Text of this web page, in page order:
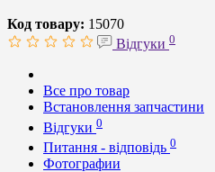
Код товару: 15070
Відгуки 0
Все про товар
Встановлення запчастини
Відгуки 0
Питання - відповідь 0
Фотографии